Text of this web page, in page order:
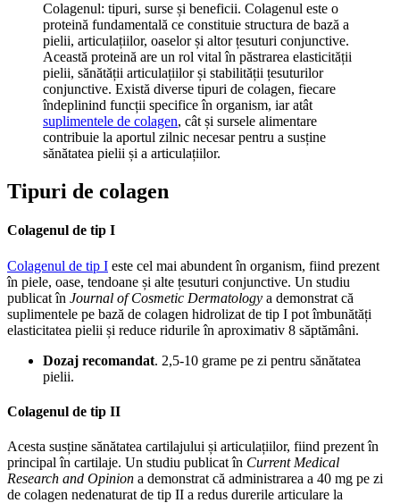
Colagenul: tipuri, surse și beneficii. Colagenul este o
proteină fundamentală ce constituie structura de bază a
pielii, articulațiilor, oaselor și altor țesuturi conjunctive.
Această proteină are un rol vital în păstrarea elasticității
pielii, sănătății articulațiilor și stabilității țesuturilor
conjunctive. Există diverse tipuri de colagen, fiecare
îndeplinind funcții specifice în organism, iar atât
suplimentele de colagen, cât și sursele alimentare
contribuie la aportul zilnic necesar pentru a susține
sănătatea pielii și a articulațiilor.
Tipuri de colagen
Colagenul de tip I
Colagenul de tip I este cel mai abundent în organism, fiind prezent
în piele, oase, tendoane și alte țesuturi conjunctive. Un studiu
publicat în Journal of Cosmetic Dermatology a demonstrat că
suplimentele pe bază de colagen hidrolizat de tip I pot îmbunătăți
elasticitatea pielii și reduce ridurile în aproximativ 8 săptămâni.
Dozaj recomandat. 2,5-10 grame pe zi pentru sănătatea
pielii.
Colagenul de tip II
Acesta susține sănătatea cartilajului și articulațiilor, fiind prezent în
principal în cartilaje. Un studiu publicat în Current Medical
Research and Opinion a demonstrat că administrarea a 40 mg pe zi
de colagen nedenaturat de tip II a redus durerile articulare la